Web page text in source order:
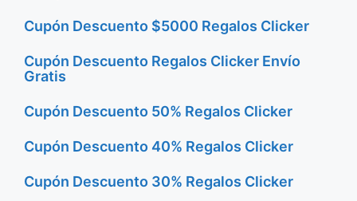
Cupón Descuento $5000 Regalos Clicker
Cupón Descuento Regalos Clicker Envío
Gratis
Cupón Descuento 50% Regalos Clicker
Cupón Descuento 40% Regalos Clicker
Cupón Descuento 30% Regalos Clicker